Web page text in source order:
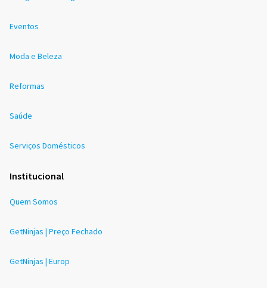
Eventos
Moda e Beleza
Reformas
Saúde
Serviços Domésticos
Institucional
Quem Somos
GetNinjas | Preço Fechado
GetNinjas | Europ